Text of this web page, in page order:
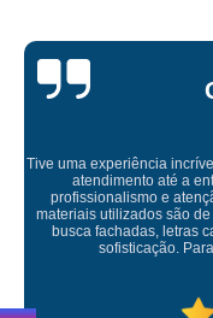
Visual. Desde o
com muito
criativas e os
para quem
com impacto e